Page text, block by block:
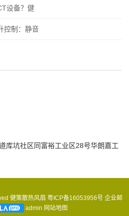
设备？健
控制：静音
库坑社区同富裕工业区28号华朗嘉工
健策散热风扇 粤ICP备16053956号 企业邮
admin 网站地图